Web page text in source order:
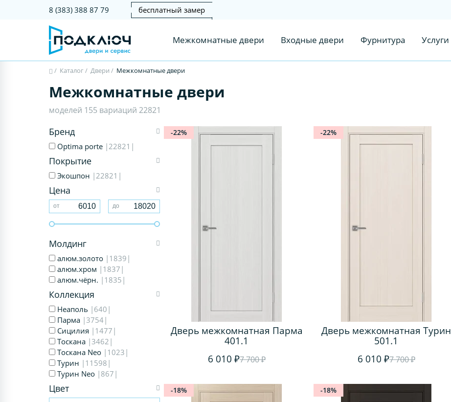
8 (383) 388 87 79 бесплатный замер
Межкомнатные двери Входные двери Фурнитура Услуги
/ Каталог/ Двери / Межкомнатные двери
Межкомнатные двери
моделей 155 вариаций 22821
Бренд
Optima porte |22821|
Покрытие
Экошпон |22821|
Цена
от до
Молдинг
алюм.золото |1839|
алюм.хром |1837|
алюм.чёрн. |1835|
Коллекция
Неаполь |640|
Парма |3754|
Сицилия |1477|
Тоскана |3462|
Тоскана Neo |1023|
Турин |11598|
Турин Neo |867|
Цвет
-22%
Дверь межкомнатная Парма
401.1
6 010 ₽7 700 ₽
-22%
Дверь межкомнатная Турин
501.1
6 010 ₽7 700 ₽
-18% -18%